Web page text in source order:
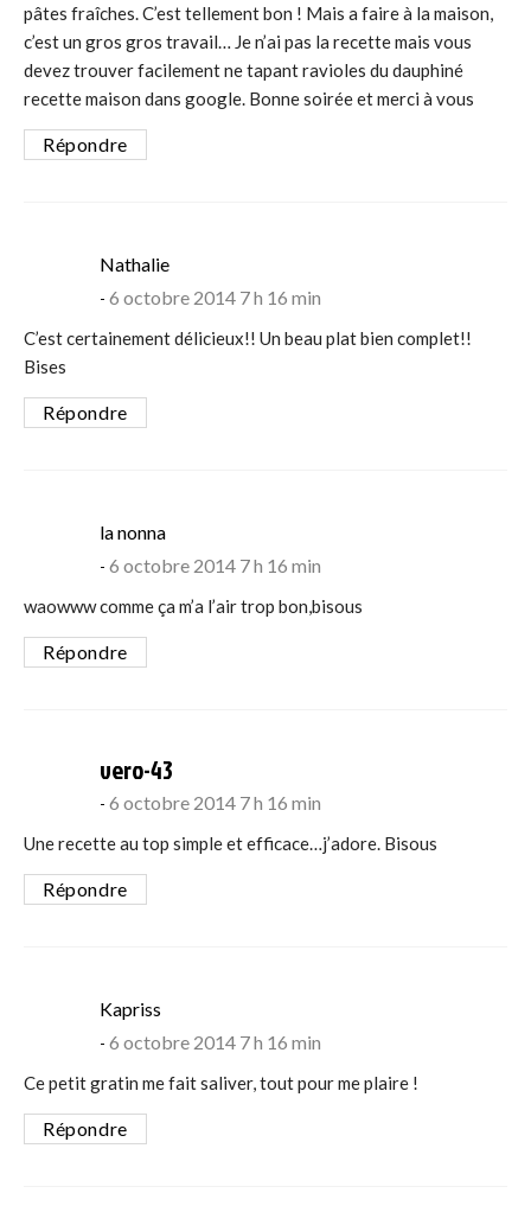
pâtes fraîches. C’est tellement bon ! Mais a faire à la maison,
c’est un gros gros travail… Je n’ai pas la recette mais vous
devez trouver facilement ne tapant ravioles du dauphiné
recette maison dans google. Bonne soirée et merci à vous
Répondre
Nathaliesays:
6 octobre 2014 7 h 16 min
C’est certainement délicieux!! Un beau plat bien complet!!
Bises
Répondre
la nonnasays:
6 octobre 2014 7 h 16 min
waowww comme ça m’a l’air trop bon,bisous
Répondre
vero-43
6 octobre 2014 7 h 16 min
Une recette au top simple et efficace…j’adore. Bisous
Répondre
Kapriss
6 octobre 2014 7 h 16 min
Ce petit gratin me fait saliver, tout pour me plaire !
Répondre